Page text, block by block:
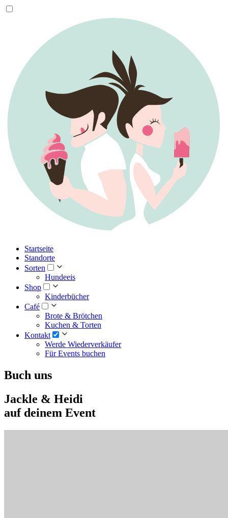
Startseite
Standorte
Sorten
Hundeeis
Shop
Kinderbücher
Café
Brote & Brötchen
Kuchen & Torten
Kontakt
Werde Wiederverkäufer
Für Events buchen
Buch uns
Jackle & Heidi
auf deinem Event